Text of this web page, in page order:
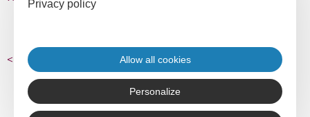
< retour aux articles
Privacy policy
Allow all cookies
Personalize